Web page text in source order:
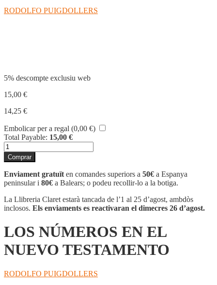
RODOLFO PUIGDOLLERS
5% descompte exclusiu web
15,00 €
14,25 €
Embolicar per a regal (0,00 €)
Total Payable: 15,00 €
quantitat
de
LOS
NÚMEROS
EN
EL
NUEVO
TESTAMENTO
Comprar
Enviament gratuït en comandes superiors a 50€ a Espanya
peninsular i 80€ a Balears; o podeu recollir-lo a la botiga.
La Llibreria Claret estarà tancada de l’1 al 25 d’agost, ambdòs
inclosos. Els enviaments es reactivaran el dimecres 26 d’agost.
LOS NÚMEROS EN EL
NUEVO TESTAMENTO
RODOLFO PUIGDOLLERS